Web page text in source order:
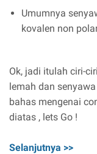
Umumnya
kovalen non
Ok, jadi itulah ciri-
lemah dan
bahas mengenai
diatas , lets Go !
Selanjutnya >>